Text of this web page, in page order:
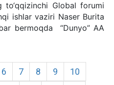
to‘qqizinchi Global forumi
ishlar vaziri Naser Burita
bermoqda “Dunyo” AA
6 7 8 9
10